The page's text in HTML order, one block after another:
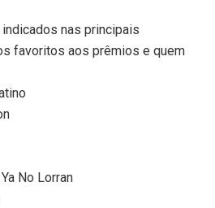
nas principais
favoritos aos prêmios e quem
No Lorran